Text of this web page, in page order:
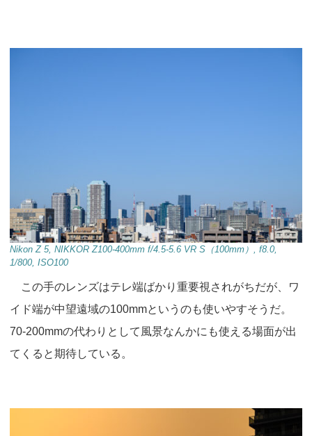
Nikon Z 5, NIKKOR Z100-400mm f/4.5-5.6 VR S（100mm）, f8.0,
1/800, ISO100
この手のレンズはテレ端ばかり重要視されがちだが、ワ
イド端が中望遠域の100mmというのも使いやすそうだ。
70-200mmの代わりとして風景なんかにも使える場面が出
てくると期待している。